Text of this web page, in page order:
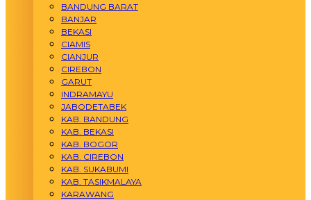
BANDUNG BARAT
BANJAR
BEKASI
CIAMIS
CIANJUR
CIREBON
GARUT
INDRAMAYU
JABODETABEK
KAB. BANDUNG
KAB. BEKASI
KAB. BOGOR
KAB. CIREBON
KAB. SUKABUMI
KAB. TASIKMALAYA
KARAWANG